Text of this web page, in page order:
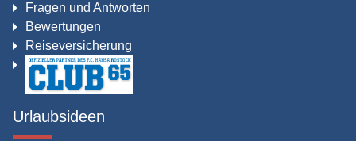
Fragen und Antworten
Bewertungen
Reiseversicherung
Urlaubsideen